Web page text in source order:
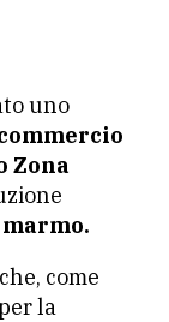
uno
Zona
che, come
la